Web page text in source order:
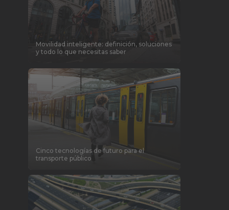
Movilidad inteligente: definición, soluciones
y todo lo que necesitas saber
Cinco tecnologías de futuro para el
transporte público